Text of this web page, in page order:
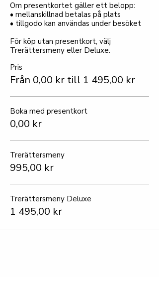
Om presentkortet gäller ett belopp:
• mellanskillnad betalas på plats
• tillgodo kan användas under besöket
För köp utan presentkort, välj
Trerättersmeny eller Deluxe.
Pris
Från 0,00 kr till 1 495,00 kr
Boka med presentkort
0,00 kr
Trerättersmeny
995,00 kr
Trerättersmeny Deluxe
1 495,00 kr